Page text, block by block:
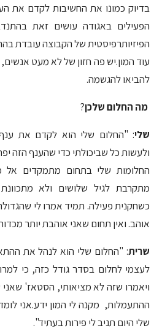
בדיוק כמונו את החשיבות לקדם את
הפעילים באגודה עושים זאת
הפיזיותרפיסטית של הקבוצה עובדת
עוד המון.יש פה חזון של לא מעט
להביאו להגשמה.
מה החלום שלכן?
שלי: "החלום שלי הוא לקדם את
ולעשות כל שביכולתי כדי שהענף הזה
החלומות שלי בתחום מתמקדים אל
מתקרבת לגיל שלושים ולא
כשחקנית פעילה. תמיד אמרו לי
אוהב. ואין תחום שאני אוהבת יותר
שרית: "החלום שלי הוא לנהל את
לעצמי לחלום בסדר גודל כזה, כי
ויאמרו שזה לא מציאותי, הסטאז' שאני
ההתעמלות, מקנה לי המון ידע.אני
שלי היום תניב לי פירות בעתיד".